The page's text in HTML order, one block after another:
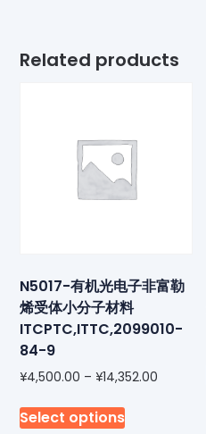
quantity
Related products
N5017-有机光电子非富勒
烯受体小分子材料
ITCPTC,ITTC,2099010-
84-9
¥4,500.00 – ¥14,352.00
Select options